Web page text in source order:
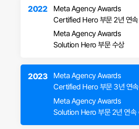
2022
Meta Agency Awards
Certified Hero 부문 2년 연속
Meta Agency Awards
Solution Hero 부문 수상
2023
Meta Agency Awards
Certified Hero 부문 3년 연속
Meta Agency Awards
Solution Hero 부문 2년 연속